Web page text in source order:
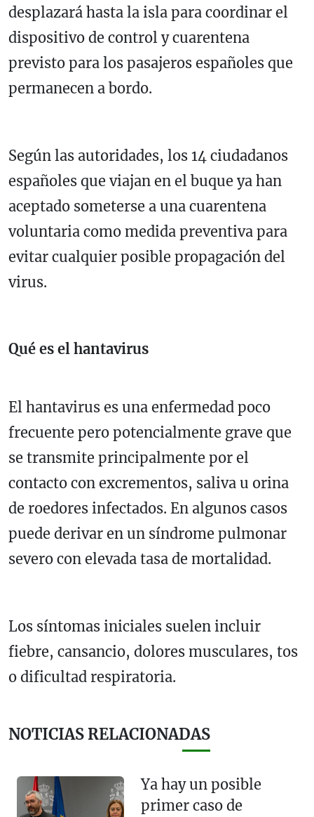
desplazará hasta la isla para coordinar el
dispositivo de control y cuarentena
previsto para los pasajeros españoles que
permanecen a bordo.
Según las autoridades, los 14 ciudadanos
españoles que viajan en el buque ya han
aceptado someterse a una cuarentena
voluntaria como medida preventiva para
evitar cualquier posible propagación del
virus.
Qué es el hantavirus
El hantavirus es una enfermedad poco
frecuente pero potencialmente grave que
se transmite principalmente por el
contacto con excrementos, saliva u orina
de roedores infectados. En algunos casos
puede derivar en un síndrome pulmonar
severo con elevada tasa de mortalidad.
Los síntomas iniciales suelen incluir
fiebre, cansancio, dolores musculares, tos
o dificultad respiratoria.
NOTICIAS RELACIONADAS
Ya hay un posible
primer caso de